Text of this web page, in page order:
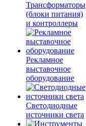
Трансформаторы
(блоки питания)
и контроллеры
Рекламное
выставочное
оборудование
Светодиодные
источники света